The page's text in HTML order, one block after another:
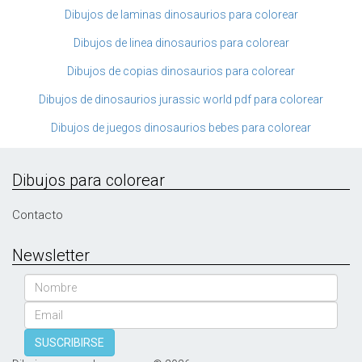
Dibujos de laminas dinosaurios para colorear
Dibujos de linea dinosaurios para colorear
Dibujos de copias dinosaurios para colorear
Dibujos de dinosaurios jurassic world pdf para colorear
Dibujos de juegos dinosaurios bebes para colorear
Dibujos para colorear
Contacto
Newsletter
Nombre
Email
SUSCRIBIRSE